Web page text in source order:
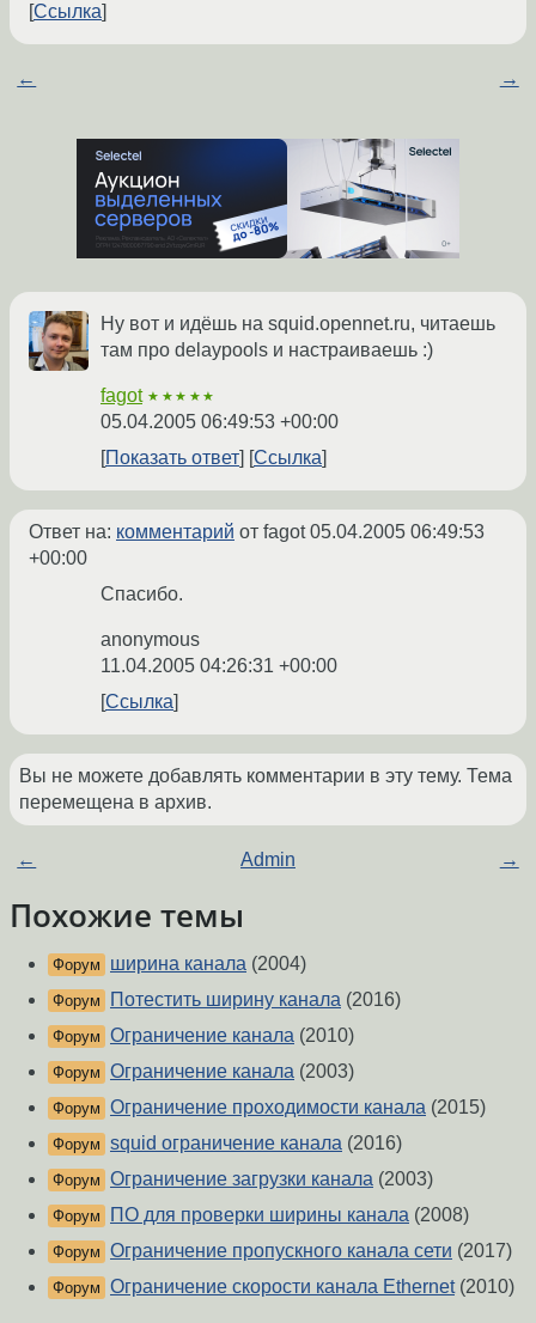
Ссылка
← →
Ну вот и идёшь на squid.opennet.ru, читаешь
там про delaypools и настраиваешь :)
fagot ★★★★★
05.04.2005 06:49:53 +00:00
Показать ответ
Ссылка
Ответ на: комментарий от fagot05.04.2005 06:49:53
+00:00
Спасибо.
anonymous
11.04.2005 04:26:31 +00:00
Ссылка
Вы не можете добавлять комментарии в эту тему. Тема
перемещена в архив.
← Admin →
Похожие темы
Форум ширина канала (2004)
Форум Потестить ширину канала (2016)
Форум Ограничение канала (2010)
Форум Ограничение канала (2003)
Форум Ограничение проходимости канала (2015)
Форум squid ограничение канала (2016)
Форум Ограничение загрузки канала (2003)
Форум ПО для проверки ширины канала (2008)
Форум Ограничение пропускного канала сети (2017)
Форум Ограничение скорости канала Ethernet(2010)